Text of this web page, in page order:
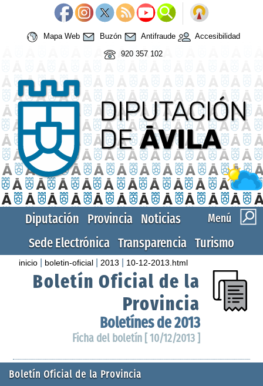
Mapa Web Buzón Antifraude
Accesibilidad
920 357 102
Menú
Diputación Provincia Noticias
Sede Electrónica Transparencia Turismo
inicio boletin-oficial 2013 10-12-2013.html
Boletín Oficial de la
Provincia
Boletínes de 2013
Ficha del boletín [ 10/12/2013 ]
Boletín Oficial de la Provincia